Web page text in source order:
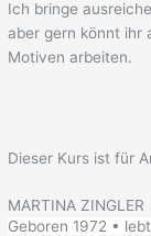
Ich bringe
aber gern könnt ihr
Motiven arbeiten.
Dieser Kurs ist für
MARTINA ZINGLER
Geboren 1972 •